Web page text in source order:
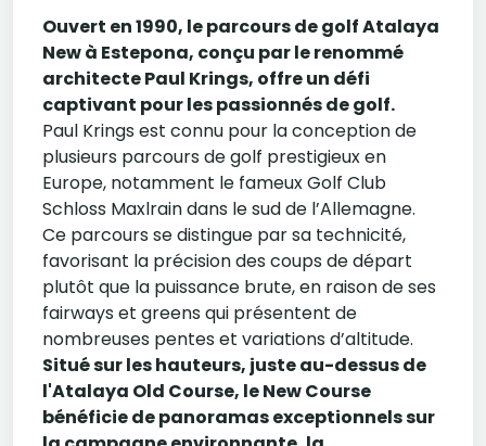
Ouvert en 1990, le parcours de golf Atalaya
New à Estepona, conçu par le renommé
architecte Paul Krings, offre un défi
captivant pour les passionnés de golf.
Paul Krings est connu pour la conception de
plusieurs parcours de golf prestigieux en
Europe, notamment le fameux Golf Club
Schloss Maxlrain dans le sud de l’Allemagne.
Ce parcours se distingue par sa technicité,
favorisant la précision des coups de départ
plutôt que la puissance brute, en raison de ses
fairways et greens qui présentent de
nombreuses pentes et variations d’altitude.
Situé sur les hauteurs, juste au-dessus de
l'Atalaya Old Course, le New Course
bénéficie de panoramas exceptionnels sur